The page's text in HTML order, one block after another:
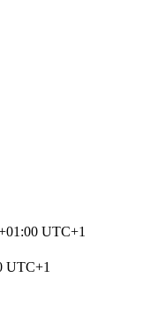
UTC+1
UTC+1